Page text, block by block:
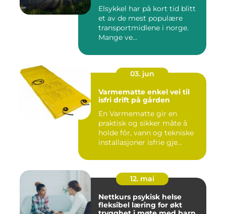
Elsykkel har på kort tid blitt
et av de mest populære
transportmidlene i norge.
Mange ve...
03. jun
Varmematte enkel vei til
isfri drift på gården
En Varmematte gir en
praktisk og sikker måte å
holde fôr, vann og tekniske
installasjoner isfrie gje...
12. mai
Nettkurs psykisk helse
fleksibel læring for økt